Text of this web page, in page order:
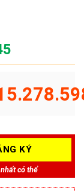
có thể